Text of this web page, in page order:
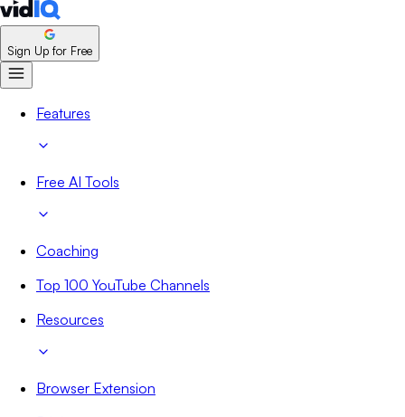
Sign Up for Free
Features
Free AI Tools
Coaching
Top 100 YouTube Channels
Resources
Browser Extension